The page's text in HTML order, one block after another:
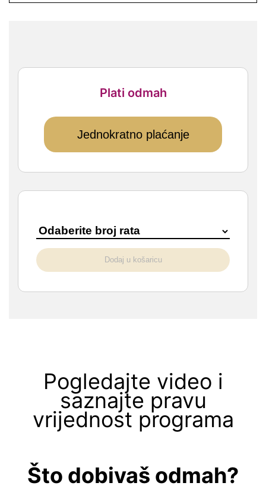
Plati odmah
Jednokratno plaćanje
Dodaj u košaricu
Pogledajte video i
saznajte pravu
vrijednost programa
Što dobivaš odmah?